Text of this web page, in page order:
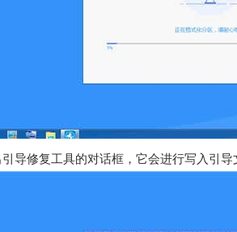
导修复工具的对话框，它会进行写入引